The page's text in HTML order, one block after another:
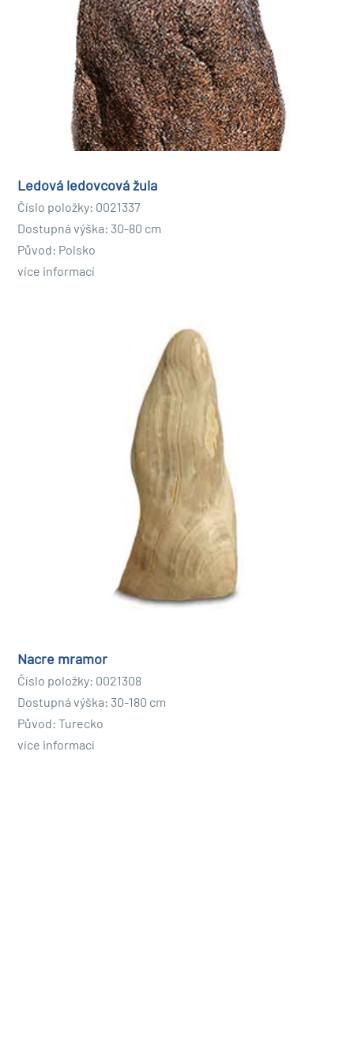
Ledová ledovcová žula
Číslo položky: 0021337
Dostupná výška: 30-80 cm
Původ: Polsko
více informací
Nacre mramor
Číslo položky: 0021308
Dostupná výška: 30-180 cm
Původ: Turecko
více informací